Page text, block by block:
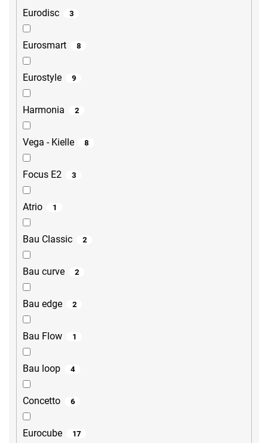
Eurodisc 3
Eurosmart 8
Eurostyle 9
Harmonia 2
Vega - Kielle 8
Focus E2 3
Atrio 1
Bau Classic 2
Bau curve 2
Bau edge 2
Bau Flow 1
Bau loop 4
Concetto 6
Eurocube 17